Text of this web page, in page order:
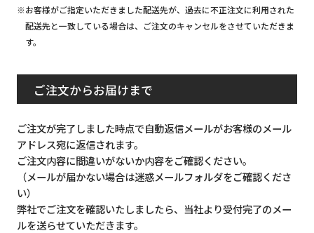
※お客様がご指定いただきました配送先が、過去に不正注文に利用された
配送先と一致している場合は、ご注文のキャンセルをさせていただきま
す。
ご注文からお届けまで
ご注文が完了しました時点で自動返信メールがお客様のメール
アドレス宛に返信されます。
ご注文内容に間違いがないか内容をご確認ください。
（メールが届かない場合は迷惑メールフォルダをご確認くださ
い）
弊社でご注文を確認いたしましたら、当社より受付完了のメー
ルを送らせていただきます。